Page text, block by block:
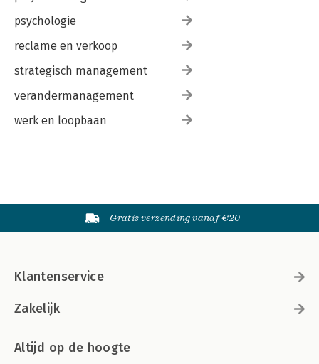
psychologie
reclame en verkoop
strategisch management
verandermanagement
werk en loopbaan
Gratis verzending vanaf €20
Klantenservice
Zakelijk
Altijd op de hoogte